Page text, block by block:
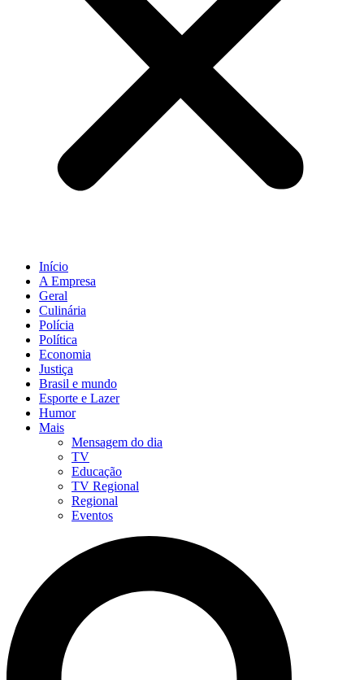
Início
A Empresa
Geral
Culinária
Polícia
Política
Economia
Justiça
Brasil e mundo
Esporte e Lazer
Humor
Mais
Mensagem do dia
TV
Educação
TV Regional
Regional
Eventos